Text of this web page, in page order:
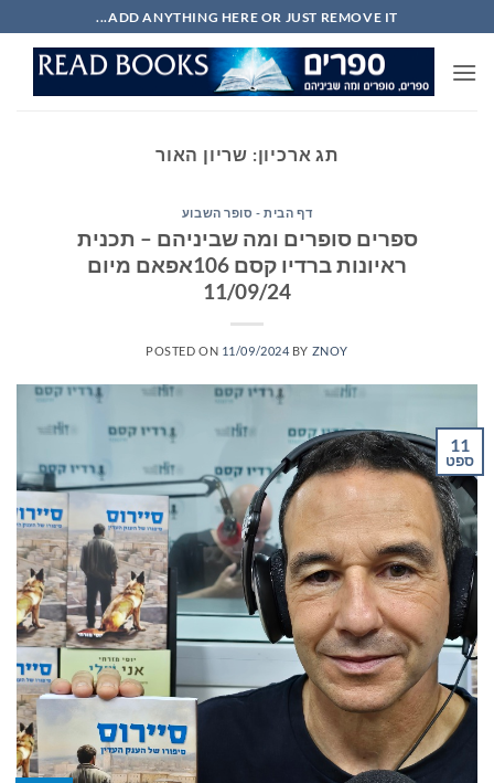
to
content
ADD ANYTHING HERE OR JUST REMOVE IT...
תג ארכיון: שריון האור
דף הבית - סופר השבוע
ספרים סופרים ומה שביניהם – תכנית
ראיונות ברדיו קסם 106אפאם מיום
11/09/24
POSTED ON 11/09/2024 BY ZNOY
11
ספט